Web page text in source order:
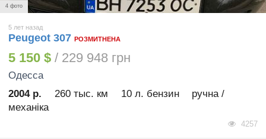
4 фото
5 лет назад
Peugeot 307 РОЗМИТНЕНА
5 150 $ / 229 948 грн
Одесса
2004 р.
260 тыс. км 10 л. бензин
ручна /
механіка
4257